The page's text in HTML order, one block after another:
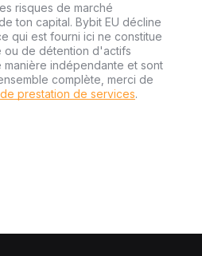
risques de marché
ton capital. Bybit EU décline
qui est fourni ici ne constitue
ou de détention d'actifs
manière indépendante et sont
complète, merci de
prestation de services.